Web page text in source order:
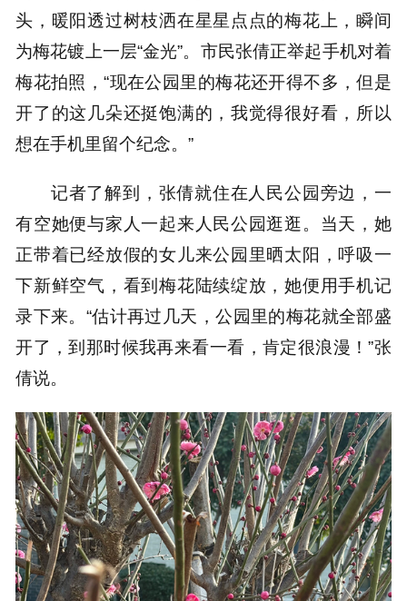
头，暖阳透过树枝洒在星星点点的梅花上，瞬间
为梅花镀上一层“金光”。市民张倩正举起手机对着
梅花拍照，“现在公园里的梅花还开得不多，但是
开了的这几朵还挺饱满的，我觉得很好看，所以
想在手机里留个纪念。”
记者了解到，张倩就住在人民公园旁边，一
有空她便与家人一起来人民公园逛逛。当天，她
正带着已经放假的女儿来公园里晒太阳，呼吸一
下新鲜空气，看到梅花陆续绽放，她便用手机记
录下来。“估计再过几天，公园里的梅花就全部盛
开了，到那时候我再来看一看，肯定很浪漫！”张
倩说。